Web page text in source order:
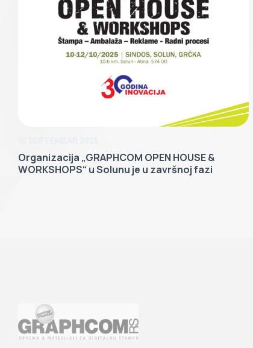
Organizacija „GRAPHCOM OPEN HOUSE &
WORKSHOPS“ u Solunu je u završnoj fazi